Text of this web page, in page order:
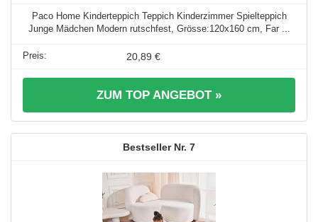
Paco Home Kinderteppich Teppich Kinderzimmer Spielteppich
Junge Mädchen Modern rutschfest, Grösse:120x160 cm, Far ...
20,89 €
ZUM TOP ANGEBOT »
7